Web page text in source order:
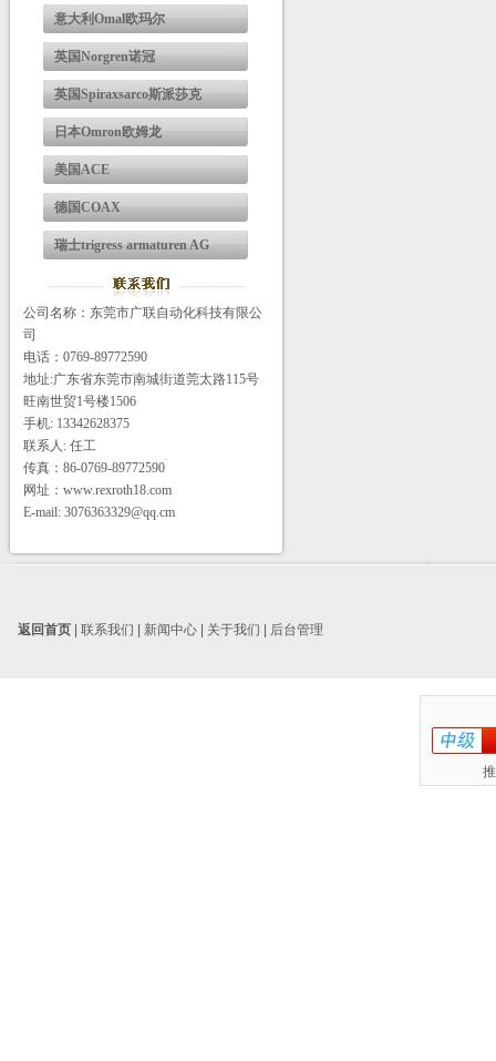
意大利Omal欧玛尔
英国Norgren诺冠
英国Spiraxsarco斯派莎克
日本Omron欧姆龙
美国ACE
德国COAX
瑞士trigress armaturen AG
公司名称：东莞市广联自动化科技有限公
司
电话：0769-89772590
地址:广东省东莞市南城街道莞太路115号
旺南世贸1号楼1506
手机: 13342628375
联系人: 任工
传真：86-0769-89772590
网址：www.rexroth18.com
E-mail: 3076363329@qq.cm
返回首页 联系我们 新闻中心 关于我们 后台管理